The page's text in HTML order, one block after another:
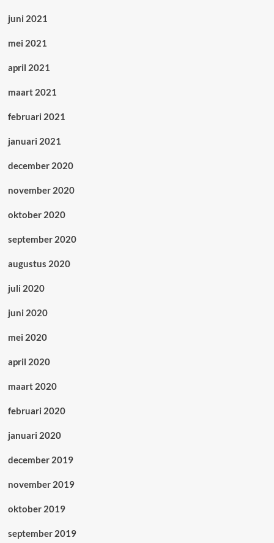
juni 2021
mei 2021
april 2021
maart 2021
februari 2021
januari 2021
december 2020
november 2020
oktober 2020
september 2020
augustus 2020
juli 2020
juni 2020
mei 2020
april 2020
maart 2020
februari 2020
januari 2020
december 2019
november 2019
oktober 2019
september 2019